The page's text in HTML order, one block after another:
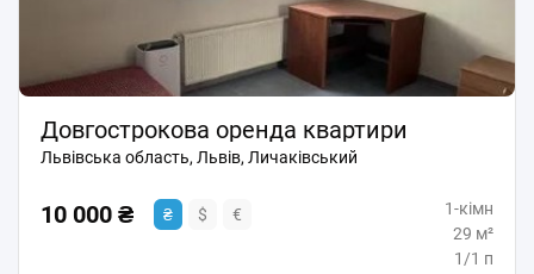
Довгострокова оренда квартири
Львівська область, Львів, Личаківський
10 000 ₴ ₴ $ €
1-кімн
29 м²
1/1 п